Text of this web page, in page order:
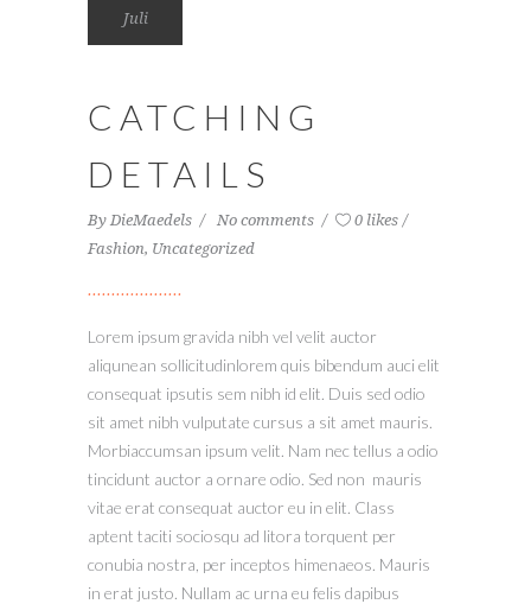
Juli
CATCHING
DETAILS
By DieMaedels No comments
0 likes
Fashion, Uncategorized
Lorem ipsum gravida nibh vel velit auctor
aliqunean sollicitudinlorem quis bibendum auci elit
consequat ipsutis sem nibh id elit. Duis sed odio
sit amet nibh vulputate cursus a sit amet mauris.
Morbiaccumsan ipsum velit. Nam nec tellus a odio
tincidunt auctor a ornare odio. Sed non mauris
vitae erat consequat auctor eu in elit. Class
aptent taciti sociosqu ad litora torquent per
conubia nostra, per inceptos himenaeos. Mauris
in erat justo. Nullam ac urna eu felis dapibus